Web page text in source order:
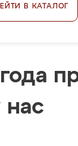
В КАТАЛОГ
нас